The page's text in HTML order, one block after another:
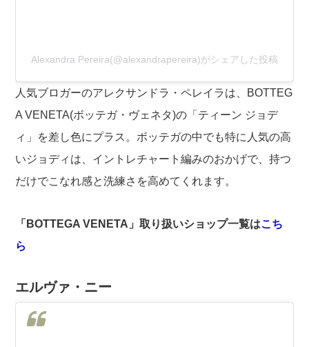
Alexandra Pereira(@alexandrapereira)がシェアした投稿
人気ブロガーのアレクサンドラ・ペレイラは、BOTTEG
A VENETA(ボッテガ・ヴェネタ)の「ティーン ジョデ
ィ」を差し色にプラス。ボッテガの中でも特に人気の高
いジョディは、イントレチャート編みのおかげで、持つ
だけでこなれ感と洗練さを高めてくれます。
「BOTTEGA VENETA」取り扱いショップ一覧はこち
ら
エルヴァ・ニー